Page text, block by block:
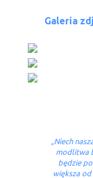
Galeria
„Niech
mod­litwa
będzie
większa